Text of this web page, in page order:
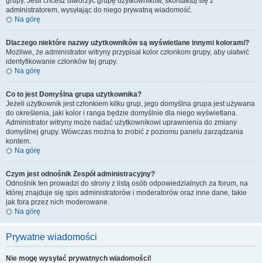
administratorem, wysyłając do niego prywatną wiadomość.
Na górę
Dlaczego niektóre nazwy użytkowników są wyświetlane innymi kolorami?
Możliwe, że administrator witryny przypisał kolor członkom grupy, aby ułatwić
identyfikowanie członków tej grupy.
Na górę
Co to jest Domyślna grupa użytkownika?
Jeżeli użytkownik jest członkiem kilku grup, jego domyślna grupa jest używana
do określenia, jaki kolor i ranga będzie domyślnie dla niego wyświetlana.
Administrator witryny może nadać użytkownikowi uprawnienia do zmiany
domyślnej grupy. Wówczas można to zrobić z poziomu panelu zarządzania
kontem.
Na górę
Czym jest odnośnik Zespół administracyjny?
Odnośnik ten prowadzi do strony z listą osób odpowiedzialnych za forum, na
której znajduje się spis administratorów i moderatorów oraz inne dane, takie
jak fora przez nich moderowane.
Na górę
Prywatne wiadomości
Nie mogę wysyłać prywatnych wiadomości!